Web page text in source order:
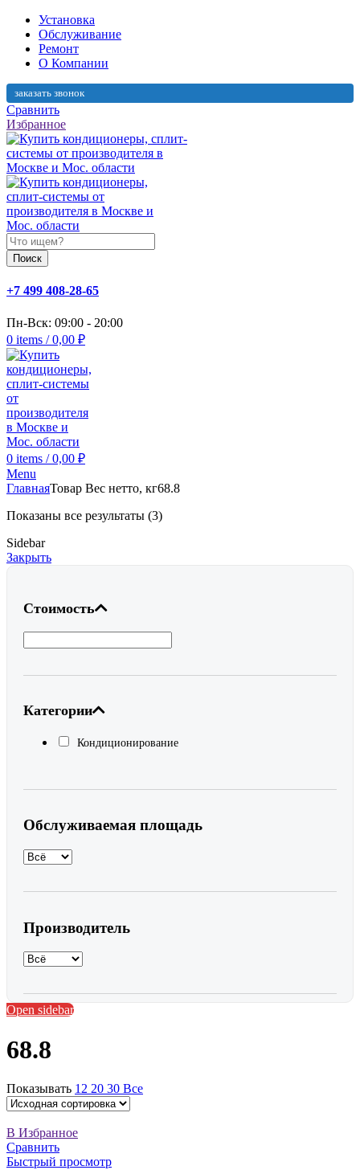
Установка
Обслуживание
Ремонт
О Компании
заказать звонок
Сравнить
Избранное
Поиск
+7 499 408-28-65
Пн-Вск: 09:00 - 20:00
0 items / 0,00 ₽
0 items / 0,00 ₽
Menu
ГлавнаяТовар Вес нетто, кг68.8
Показаны все результаты (3)
Sidebar
Закрыть
Стоимость
Категории
Кондиционирование
Обслуживаемая площадь
Производитель
Open sidebar
68.8
Показывать 12 20 30 Все
В Избранное
Сравнить
Быстрый просмотр